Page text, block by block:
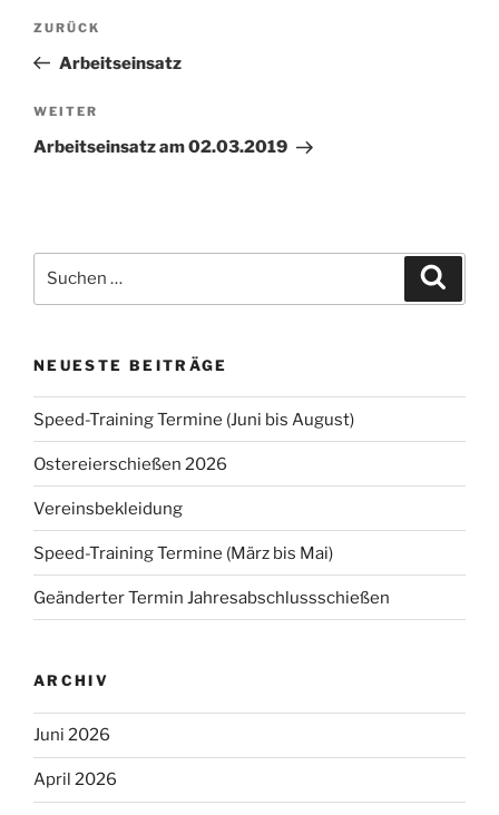
Beitragsnavigation
Vorheriger
Beitrag
ZURÜCK
Arbeitseinsatz
Nächster
Beitrag
WEITER
Arbeitseinsatz am 02.03.2019
nach:
NEUESTE BEITRÄGE
Speed-Training Termine (Juni bis August)
Ostereierschießen 2026
Vereinsbekleidung
Speed-Training Termine (März bis Mai)
Geänderter Termin Jahresabschlussschießen
ARCHIV
Juni 2026
April 2026